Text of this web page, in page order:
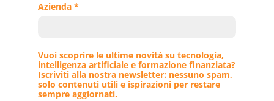
Azienda *
Vuoi scoprire le ultime novità su tecnologia,
intelligenza artificiale e formazione finanziata?
Iscriviti alla nostra newsletter: nessuno spam,
solo contenuti utili e ispirazioni per restare
sempre aggiornati.